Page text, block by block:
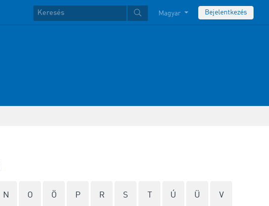
Magyar Bejelentkezés
N O Ö P R S Ú Ü V